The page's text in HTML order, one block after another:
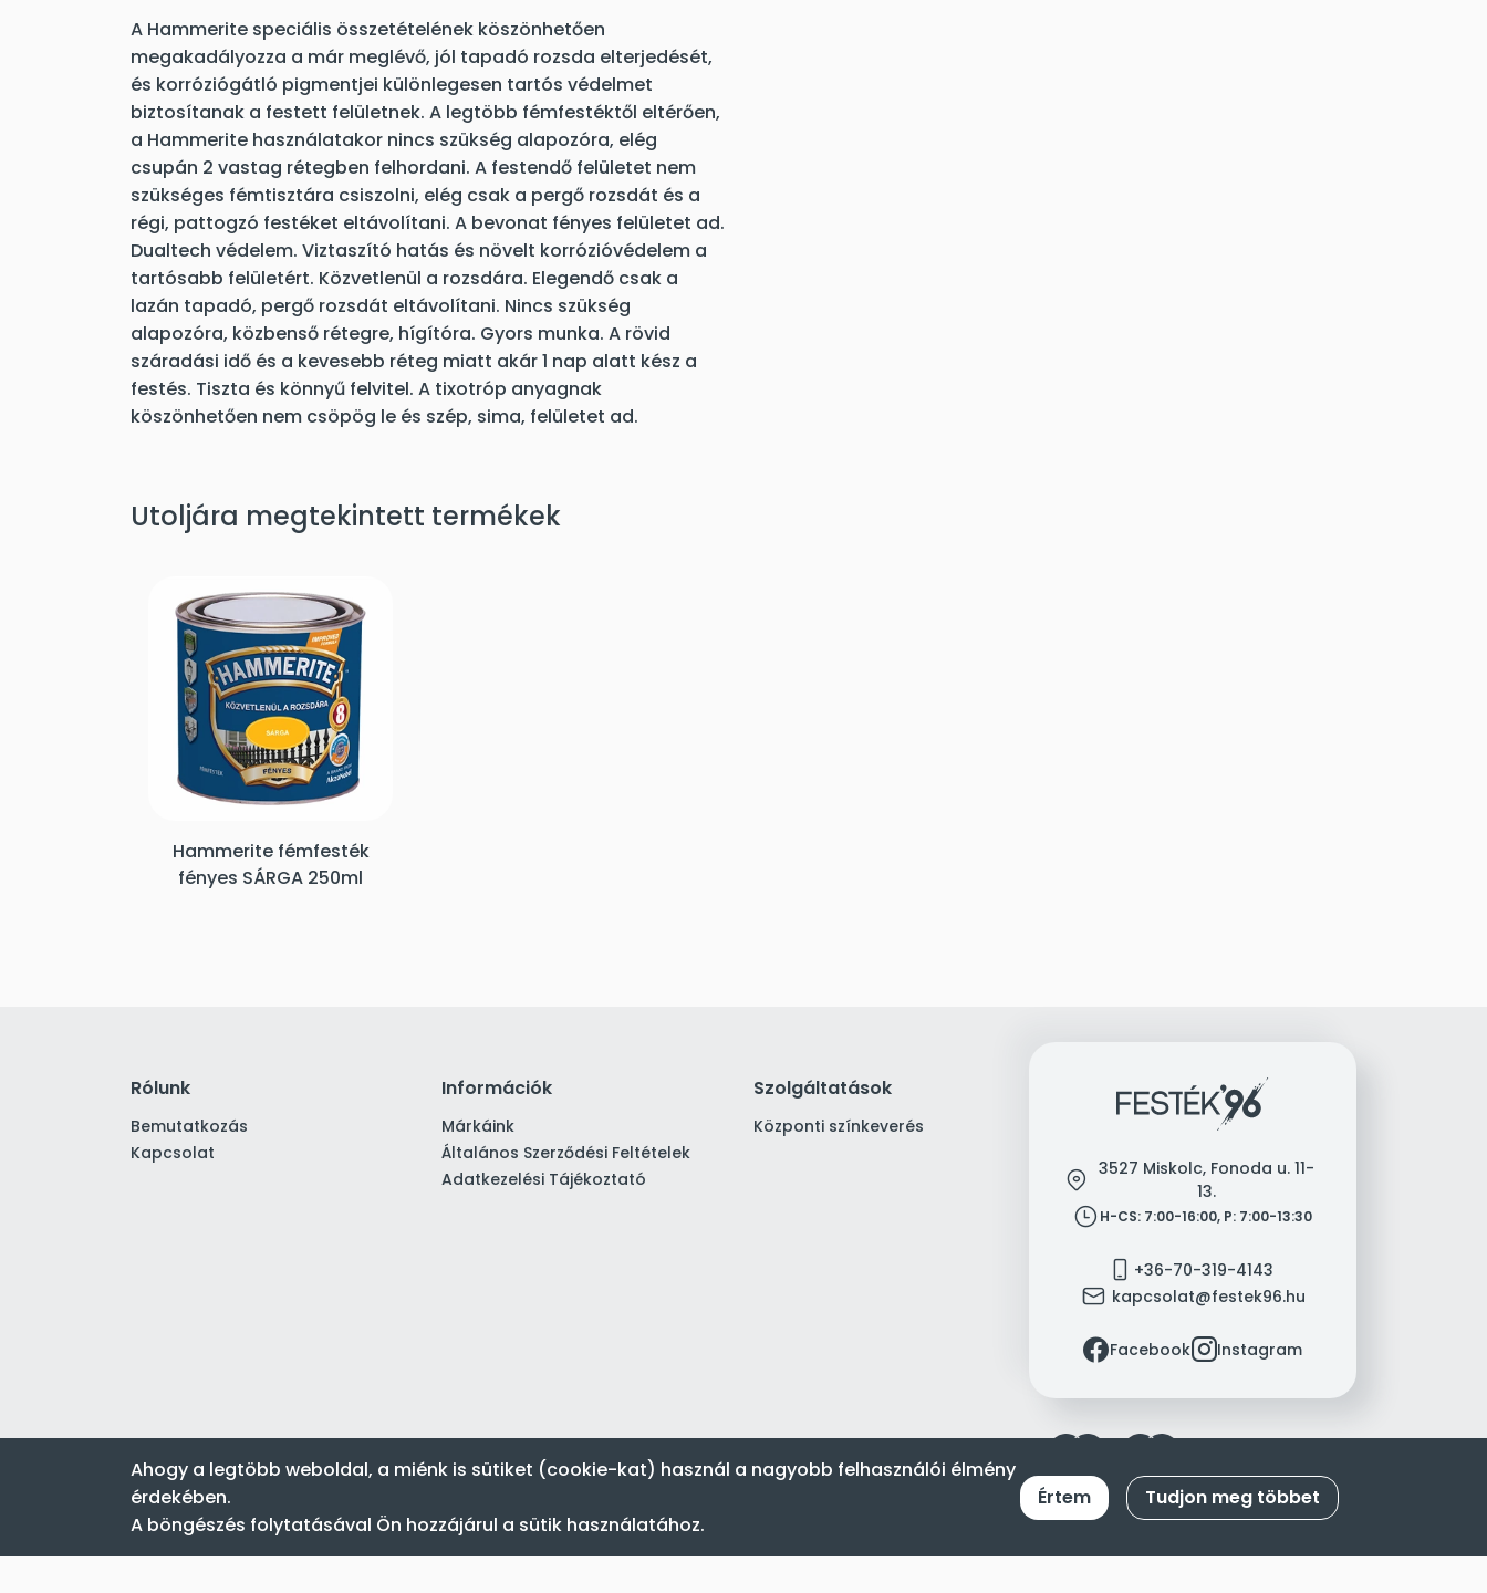
A Hammerite speciális összetételének köszönhetően
megakadályozza a már meglévő, jól tapadó rozsda elterjedését,
és korróziógátló pigmentjei különlegesen tartós védelmet
biztosítanak a festett felületnek. A legtöbb fémfestéktől eltérően,
a Hammerite használatakor nincs szükség alapozóra, elég
csupán 2 vastag rétegben felhordani. A festendő felületet nem
szükséges fémtisztára csiszolni, elég csak a pergő rozsdát és a
régi, pattogzó festéket eltávolítani. A bevonat fényes felületet ad.
Dualtech védelem. Viztaszító hatás és növelt korrózióvédelem a
tartósabb felületért. Közvetlenül a rozsdára. Elegendő csak a
lazán tapadó, pergő rozsdát eltávolítani. Nincs szükség
alapozóra, közbenső rétegre, hígítóra. Gyors munka. A rövid
száradási idő és a kevesebb réteg miatt akár 1 nap alatt kész a
festés. Tiszta és könnyű felvitel. A tixotróp anyagnak
köszönhetően nem csöpög le és szép, sima, felületet ad.
Utoljára megtekintett termékek
Hammerite fémfesték
fényes SÁRGA 250ml
Rólunk
Bemutatkozás
Kapcsolat
Információk
Márkáink
Általános Szerződési Feltételek
Adatkezelési Tájékoztató
Szolgáltatások
Központi színkeverés
location 3527 Miskolc, Fonoda u. 11-
13.
clock H-CS: 7:00-16:00, P: 7:00-13:30
mobile +36-70-319-4143
mail kapcsolat@festek96.hu
facebookFacebookinstagramInstagram
Festék’96 Kft. © 1996-2024. Minden jog fenntartva.
Ahogy a legtöbb weboldal, a miénk is sütiket (cookie-kat) használ a nagyobb felhasználói élmény
érdekében.
A böngészés folytatásával Ön hozzájárul a sütik használatához.
Értem Tudjon meg többet